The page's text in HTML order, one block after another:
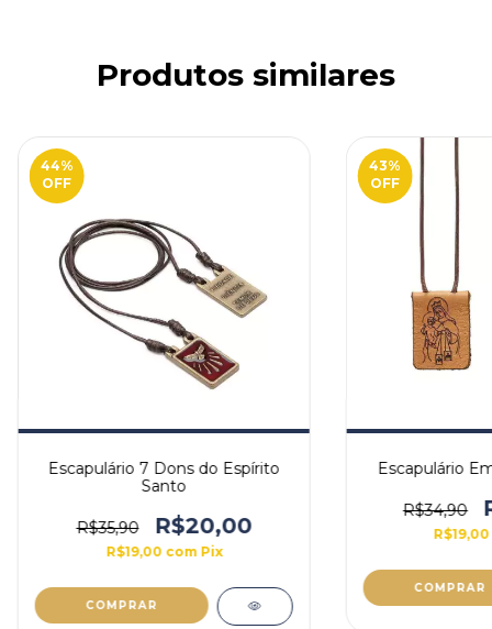
Produtos similares
44%
OFF
Escapulário 7 Dons do Espírito
Santo
R$35,90 R$20,00
R$19,00 com Pix
43%
OFF
Escapulário
R$34,90
R$19,00